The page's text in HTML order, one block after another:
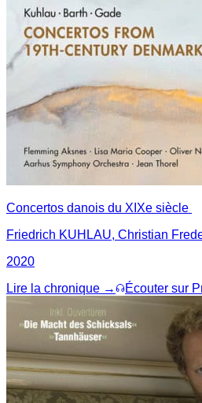
Concertos danois du XIXe siècle
Friedrich KUHLAU, Christian
2020
Lire la chronique →
Écouter sur